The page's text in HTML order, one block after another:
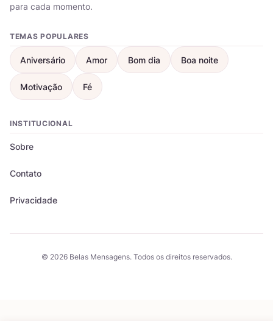
para cada momento.
TEMAS POPULARES
Aniversário Amor Bom dia Boa noite
Motivação Fé
INSTITUCIONAL
Sobre
Contato
Privacidade
© 2026 Belas Mensagens. Todos os direitos reservados.